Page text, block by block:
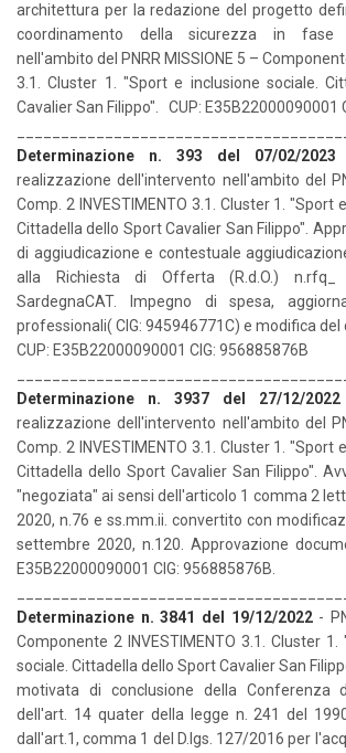
architettura per la redazione del progetto
coordinamento della sicurezza in fase
nell'ambito del PNRR MISSIONE 5 –
3.1. Cluster 1. "Sport e inclusione sociale.
Cavalier San Filippo". CUP: E35B22000090001
Determinazione n. 393 del 07/02/2023
realizzazione dell'intervento nell'ambito del
Comp. 2 INVESTIMENTO 3.1. Cluster 1. "Sport
Cittadella dello Sport Cavalier San Filippo".
di aggiudicazione e contestuale
alla Richiesta di Offerta (R.d.O.) n.rfq_
SardegnaCAT. Impegno di spesa,
professionali( CIG: 945946771C) e modifica del
CUP: E35B22000090001 CIG: 956885876B
Determinazione n. 3937 del 27/12/2022
realizzazione dell'intervento nell'ambito del
Comp. 2 INVESTIMENTO 3.1. Cluster 1. "Sport
Cittadella dello Sport Cavalier San Filippo".
"negoziata" ai sensi dell'articolo 1 comma 2
2020, n.76 e ss.mm.ii. convertito con
settembre 2020, n.120. Approvazione
E35B22000090001 CIG: 956885876B.
Determinazione n. 3841 del 19/12/2022-
Componente 2 INVESTIMENTO 3.1. Cluster
sociale. Cittadella dello Sport Cavalier San
motivata di conclusione della Conferenza
dell'art. 14 quater della legge n. 241 del
dall'art.1, comma 1 del D.lgs. 127/2016 per